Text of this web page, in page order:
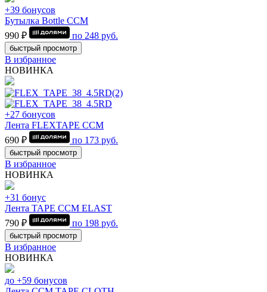
+39 бонусов
Бутылка Bottle CCM
990 ₽
по 248 руб.
быстрый просмотр
В избранное
НОВИНКА
+27 бонусов
Лента FLEXTAPE CCM
690 ₽
по 173 руб.
быстрый просмотр
В избранное
НОВИНКА
+31 бонус
Лента TAPE CCM ELAST
790 ₽
по 198 руб.
быстрый просмотр
В избранное
НОВИНКА
до +59 бонусов